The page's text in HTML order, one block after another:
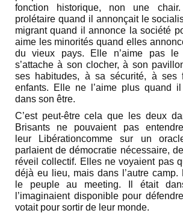
fonction historique, non une
prolétaire quand il annonçait le
migrant quand il annonce la société
aime les minorités quand elles
du vieux pays. Elle n’aime pas le
s’attache à son clocher, à son
ses habitudes, à sa sécurité, à ses
enfants. Elle ne l’aime plus quand
dans son être.
C’est peut-être cela que les deux
Brisants ne pouvaient pas
leur Libérationcomme sur un
parlaient de démocratie nécessaire,
réveil collectif. Elles ne voyaient pas
déjà eu lieu, mais dans l’autre camp.
le peuple au meeting. Il était
l’imaginaient disponible pour
votait pour sortir de leur monde.